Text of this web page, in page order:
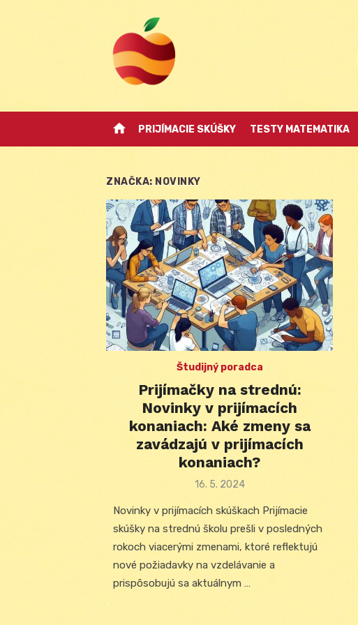
home PRIJÍMACIE SKÚŠKY TESTY MATEMATIKA
ZNAČKA: NOVINKY
Študijný poradca
Prijímačky na strednú:
Novinky v prijímacích
konaniach: Aké zmeny sa
zavádzajú v prijímacích
konaniach?
Posted
16. 5. 2024
Novinky v prijímacích skúškach Prijímacie
skúšky na strednú školu prešli v posledných
rokoch viacerými zmenami, ktoré reflektujú
nové požiadavky na vzdelávanie a
prispôsobujú sa aktuálnym …